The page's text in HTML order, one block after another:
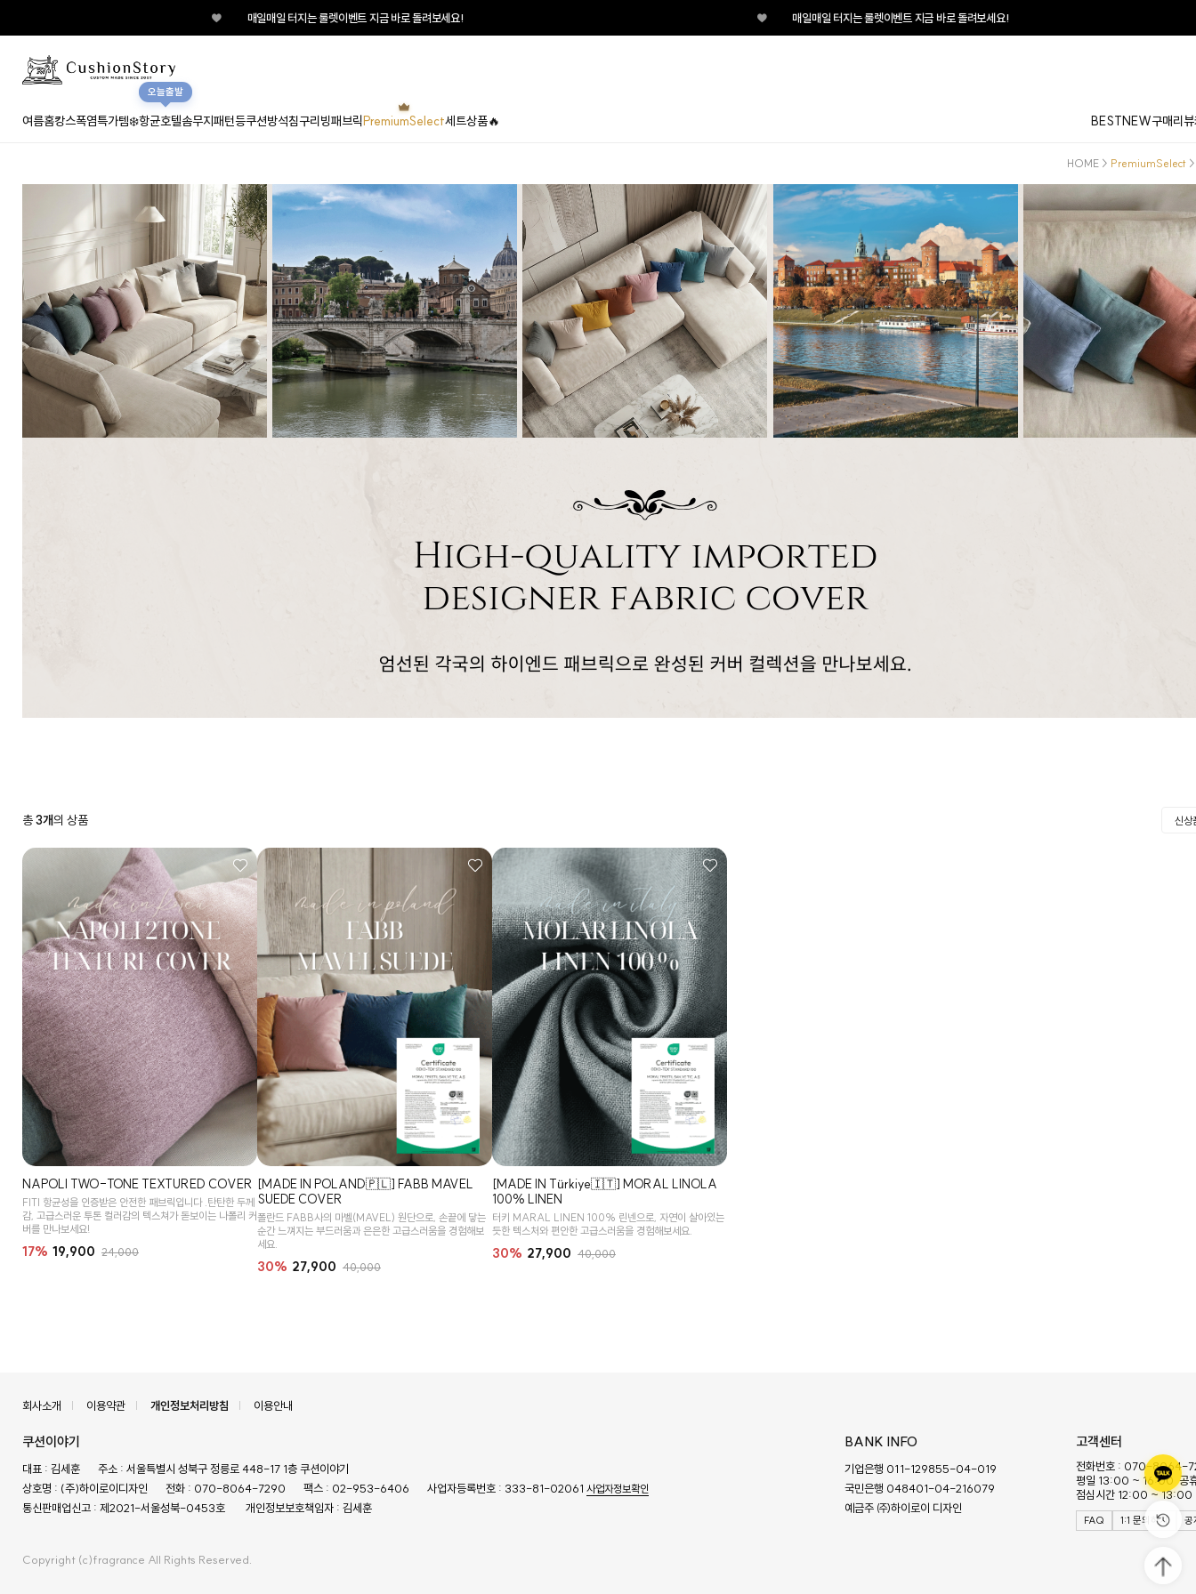
매일매일 터지는 룰렛이벤트 지금 바로 돌려보세요! 매일매일 터지는 룰렛이벤트 지금 바로 돌려보세요!
여름홈캉스폭염특가템❄️항균호텔솜
오늘출발
무지패턴등쿠션방석침구리빙패브릭PremiumSelect세트상품🔥 BESTNEW구매리뷰
HOME > PremiumSelect
총3개의 상품
NAPOLI TWO-TONE TEXTURED COVER
FITI 항균성을 인증받은 안전한 패브릭입니다 .탄탄한 두께
감, 고급스러운 투톤 컬러감의 텍스쳐가 돋보이는 나폴리 커
버를 만나보세요!
17% 19,900 24,000
[MADE IN POLAND🇵🇱] FABB MAVEL
SUEDE COVER
폴란드 FABB사의 마벨(MAVEL) 원단으로, 손끝에 닿는
순간 느껴지는 부드러움과 은은한 고급스러움을 경험해보
세요.
30% 27,900 40,000
[MADE IN Türkiye🇮🇹] MORAL LINOLA
100% LINEN
터키 MARAL LINEN 100% 린넨으로, 자연이 살아있는
듯한 텍스처와 편안한 고급스러움을 경험해보세요.
30% 27,900 40,000
회사소개 이용약관 개인정보처리방침 이용안내
쿠션이야기
대표 : 김세훈
주소 : 서울특별시 성북구 정릉로 448-17 1층 쿠션이야기
상호명 : (주)하이로이디자인
전화 : 070-8064-7290 팩스 : 02-953-6406 사업자등록번호 : 333-81-02061 사업자정보확인
통신판매업신고 : 제2021-서울성북-0453호 개인정보보호책임자 : 김세훈
BANK INFO
기업은행 011-129855-04-019
국민은행 048401-04-216079
예금주 ㈜하이로이 디자인
고객센터
전화번호 : 070-8064-
평일 13:00 ~ 16:00 공
점심시간 12:00 ~ 13:00
FAQ 1:1 문의하기 공
Copyright (c)fragrance All Rights Reserved.